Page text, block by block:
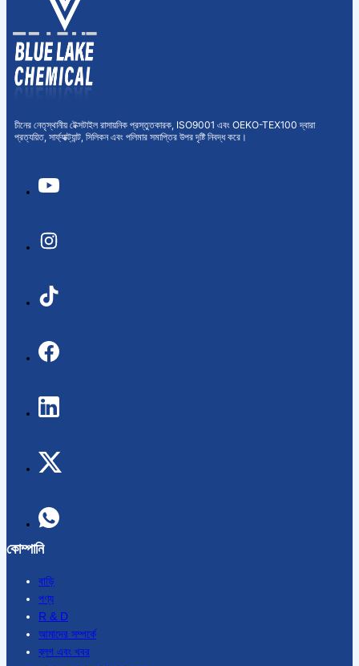
চীনের নেতৃস্থানীয় টেক্সটাইল রাসায়নিক প্রস্তুতকারক, ISO9001 এবং OEKO-TEX100 দ্বারা
প্রত্যয়িত, সার্ফ্যাক্ট্যান্ট, সিলিকন এবং পলিমার সমাপ্তির উপর দৃষ্টি নিবদ্ধ করে।
কোম্পানি
বাড়ি
পণ্য
R & D
আমাদের সম্পর্কে
ব্লগ এবং খবর